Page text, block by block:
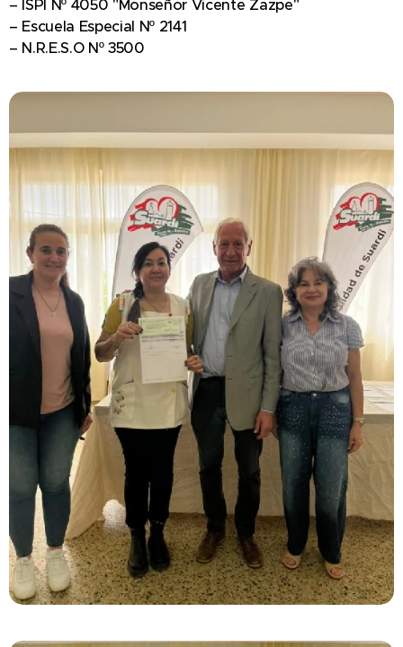
– ISPI Nº 4050 "Monseñor Vicente Zazpe"
– Escuela Especial Nº 2141
– N.R.E.S.O Nº 3500